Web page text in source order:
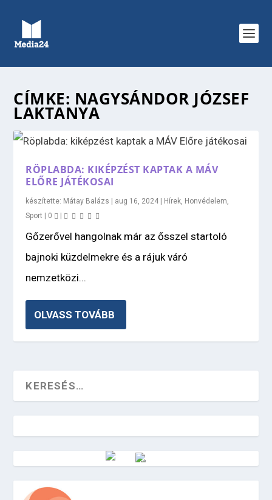
CÍMKE: NAGYSÁNDOR JÓZSEF
LAKTANYA
RÖPLABDA: KIKÉPZÉST KAPTAK A MÁV
ELŐRE JÁTÉKOSAI
készítette: Mátay Balázs aug 16, 2024 Hírek, Honvédelem,
Sport
0
Gőzerővel hangolnak már az ősszel startoló
bajnoki küzdelmekre és a rájuk váró
nemzetközi...
OLVASS TOVÁBB
Vörösmarty Rádió